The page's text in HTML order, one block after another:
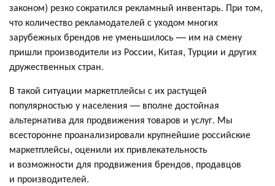
законом) резко сократился рекламный инвентарь. При том,
что количество рекламодателей с уходом многих
зарубежных брендов не уменьшилось — им на смену
пришли производители из России, Китая, Турции и других
дружественных стран.
В такой ситуации маркетплейсы с их растущей
популярностью у населения — вполне достойная
альтернатива для продвижения товаров и услуг. Мы
всесторонне проанализировали крупнейшие российские
маркетплейсы, оценили их привлекательность
и возможности для продвижения брендов, продавцов
и производителей.